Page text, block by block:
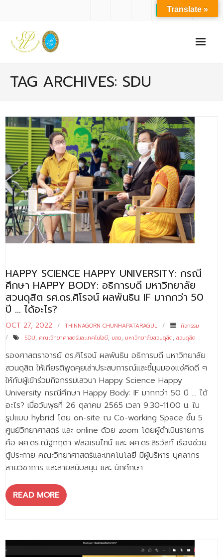
- ปรัชญา วิสัยทัศน์ พันธกิจ ของคณะ
- ประวัติความเป็นมาของคณะ
- บุคลากร
- - สำนักงานคณะวิทยาศาสตร์และเทคโนโลยี
- - บุคลากรวิชาการ
- - บุคลากรสนับสนุน
- วิทยาศาสตรบัณฑิต
- - วิทยาการคอมพิวเตอร์
- - วิทยาศาสตร์เครื่องสำอาง
- - อาชีวอนามัยและความปลอดภัย
- - อนามัยสิ่งแวดล้อมและสาธารณภัย
- - วิทยาศาสตร์การแพทย์
- - ความมั่นคงปลอดภัยไซเบอร์
- - อุตสาหกรรมชีวภาพเพื่อธุรกิจ
- ศึกษาศาสตรบัณฑิต
- - วิทยาศาสตร์ทั่วไป
- เทคโนโลยีบัณฑิต
- - เทคโนโลยีสารสนเทศ
TAG ARCHIVES: SDU
HAPPY SCIENCE HAPPY UNIVERSITY: กรณี
ศึกษา HAPPY BODY: อธิการบดี มหาวิทยาลัย
สวนดุสิต รศ.ดร.ศิโรจน์ ผลพันธิน IF มากกว่า 50
ปี … ได้อะไร?
OCT 27, 2022 THINNAGORN CHUNHAPATARAGUL
กิจกรรม
SDU, คณะวิทยาศาสตร์และเทคโนโลยี, มสด, มหาวิทยาลัยสวนดุสิต, สวนดุสิต
รองศาสตราจารย์ ดร.ศิโรจน์ ผลพันธิน อธิการบดี มหาวิทยาลัย
สวนดุสิต ให้เกียรติพูดคุยเล่าประสบการณ์และชี้มุมมองแง่คิดดี ๆ
ให้กับผู้เข้าร่วมกิจกรรมเสวนา Happy Science Happy
University กรณีศึกษา Happy Body: IF มากกว่า 50 ปี … ได้
อะไร? เมื่อวันพุธที่ 26 ตุลาคม 2565 เวลา 9.30-11.00 น. ใน
รูปแบบ hybrid โดย on-site ณ Co-working Space ชั้น 5
ศูนย์วิทยาศาสตร์ และ online ด้วย zoom โดยผู้ดำเนินรายการ
คือ ผศ.ดร.ณัฐกฤตา ฟลอเรนไทน์ และ ผศ.ดร.สิรวัลภ์ เรืองช่วย
ตู้ประกาย คณะวิทยาศาสตร์และเทคโนโลยี มีผู้บริหาร บุคลากร
สายวิชาการ และสายสนับสนุน และ นักศึกษา
READ MORE
Translate »